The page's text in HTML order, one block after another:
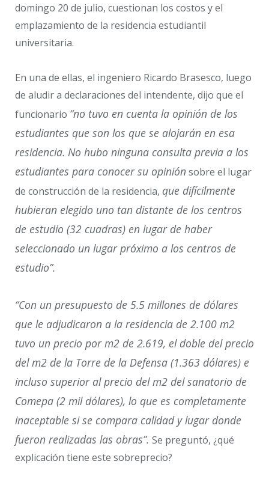
domingo 20 de julio, cuestionan los costos y el
emplazamiento de la residencia estudiantil
universitaria.
En una de ellas, el ingeniero Ricardo Brasesco, luego
de aludir a declaraciones del intendente, dijo que el
funcionario “no tuvo en cuenta la opinión de los
estudiantes que son los que se alojarán en esa
residencia. No hubo ninguna consulta previa a los
estudiantes para conocer su opiniónsobre el lugar
de construcción de la residencia, que difícilmente
hubieran elegido uno tan distante de los centros
de estudio (32 cuadras) en lugar de haber
seleccionado un lugar próximo a los centros de
estudio”.
“Con un presupuesto de 5.5 millones de dólares
que le adjudicaron a la residencia de 2.100 m2
tuvo un precio por m2 de 2.619, el doble del precio
del m2 de la Torre de la Defensa (1.363 dólares) e
incluso superior al precio del m2 del sanatorio de
Comepa (2 mil dólares), lo que es completamente
inaceptable si se compara calidad y lugar donde
fueron realizadas las obras”. Se preguntó, ¿qué
explicación tiene este sobreprecio?